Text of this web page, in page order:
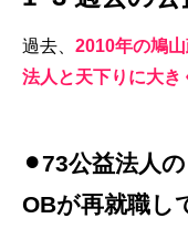
過去、 2010年の鳩
法人と天下りに大き
⚫︎73公益法人
OBが再就職し